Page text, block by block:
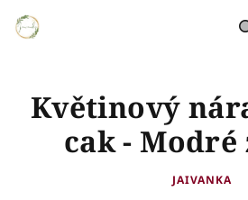
obsah
Květinový
cak - Modré
JAIVANKA